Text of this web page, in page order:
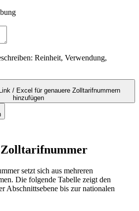
Reinheit, Verwendung,
/ Excel für genauere Zolltarifnummern
hinzufügen
setzt sich aus mehreren
Die folgende Tabelle zeigt den
Abschnittsebene bis zur nationalen